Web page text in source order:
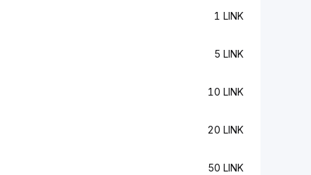
1 LINK
5 LINK
10 LINK
20 LINK
50 LINK